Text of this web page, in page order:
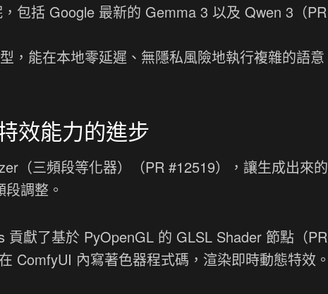
包括 Google 最新的 Gemma 3 以及 Qwen 3（PR
，能在本地零延遲、無隱私風險地執行複雜的語意
效能力的進步
（三頻段等化器）（PR #12519），讓生成出來的
調整。
獻了基於 PyOpenGL 的 GLSL Shader 節點（PR
ComfyUI 內寫著色器程式碼，渲染即時動態特效。